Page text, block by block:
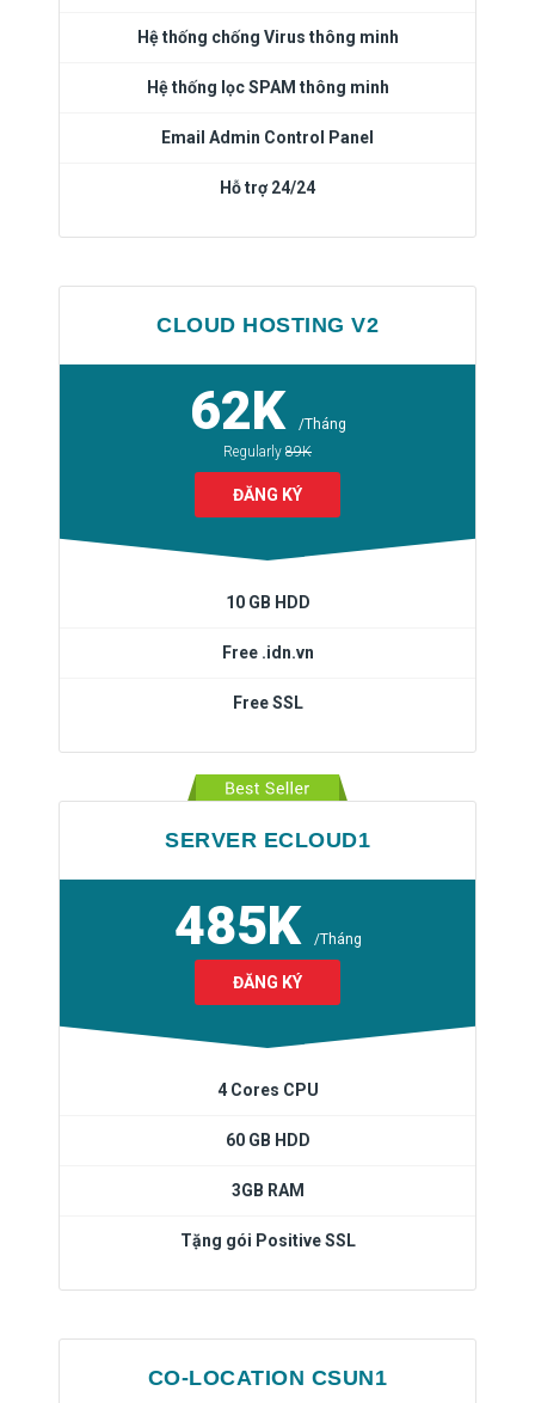
Hệ thống chống Virus thông minh
Hệ thống lọc SPAM thông minh
Email Admin Control Panel
Hỗ trợ 24/24
CLOUD HOSTING V2
62K
/Tháng
Regularly 89K
ĐĂNG KÝ
10 GB HDD
Free .idn.vn
Free SSL
SERVER ECLOUD1
485K /Tháng
ĐĂNG KÝ
4 Cores CPU
60 GB HDD
3GB RAM
Tặng gói Positive SSL
CO-LOCATION CSUN1